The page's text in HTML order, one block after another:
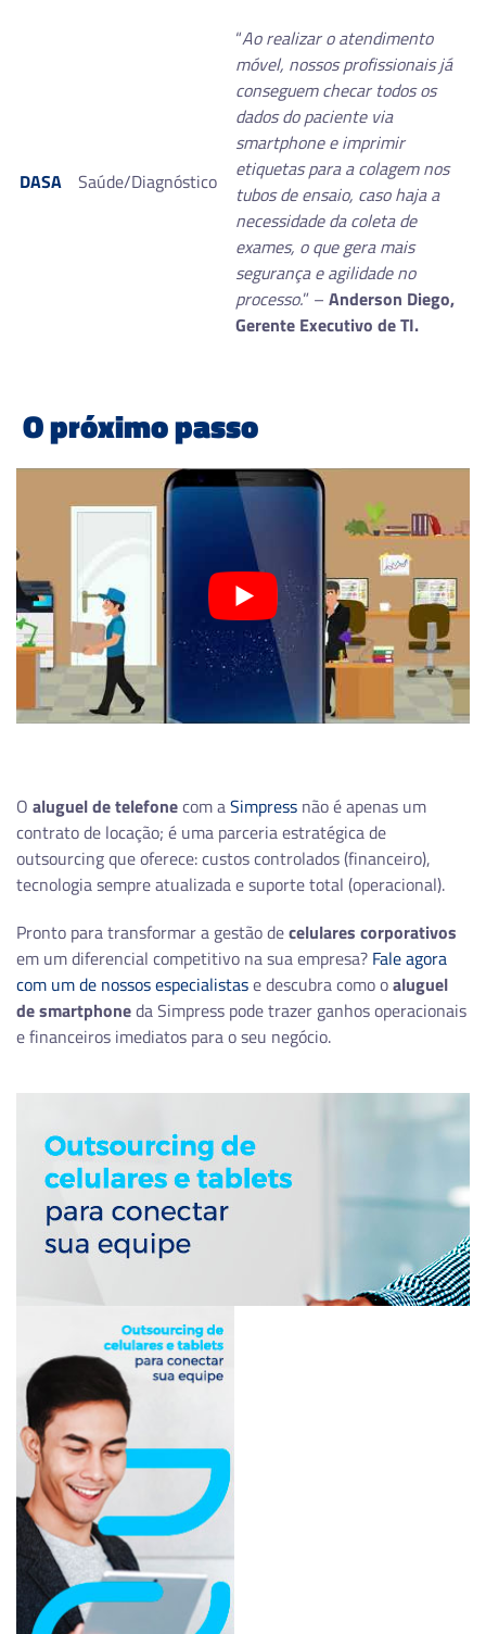
DASA Saúde/Diagnóstico
“Ao realizar o atendimento
móvel, nossos profissionais já
conseguem checar todos os
dados do paciente via
smartphone e imprimir
etiquetas para a colagem nos
tubos de ensaio, caso haja a
necessidade da coleta de
exames, o que gera mais
segurança e agilidade no
processo.” – Anderson Diego,
Gerente Executivo de TI.
O próximo passo
O aluguel de telefonecom aSimpress não é apenas um
contrato de locação; é uma parceria estratégica de
outsourcing que oferece: custos controlados (financeiro),
tecnologia sempre atualizada e suporte total (operacional).
Pronto para transformar a gestão decelulares corporativos
em um diferencial competitivo na sua empresa? Fale agora
com um de nossos especialistase descubra como oaluguel
de smartphoneda Simpress pode trazer ganhos operacionais
e financeiros imediatos para o seu negócio.